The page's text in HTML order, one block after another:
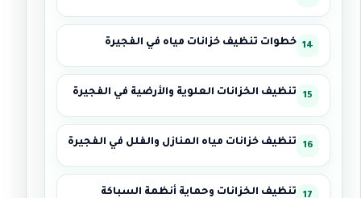
خطوات تنظيف خزانات مياه في الفجيرة
تنظيف الخزانات العلوية والأرضية في الفجيرة
تنظيف خزانات مياه المنازل والفلل في الفجيرة
تنظيف الخزانات وحماية أنظمة السباكة